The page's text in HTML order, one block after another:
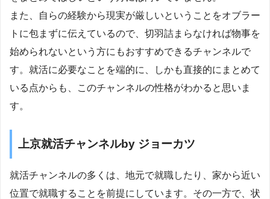
また、自らの経験から現実が厳しいということをオブラー
トに包まずに伝えているので、切羽詰まらなければ物事を
始められないという方にもおすすめできるチャンネルで
す。就活に必要なことを端的に、しかも直接的にまとめて
いる点からも、このチャンネルの性格がわかると思いま
す。
上京就活チャンネルby ジョーカツ
就活チャンネルの多くは、地元で就職したり、家から近い
位置で就職することを前提にしています。その一方で、状